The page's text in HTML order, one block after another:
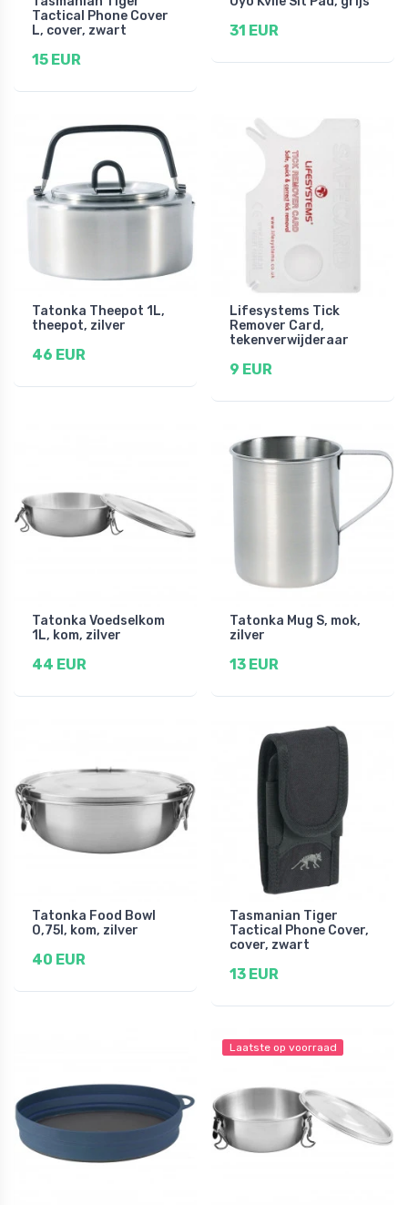
Tactical Phone Cover
L, cover, zwart
15 EUR
31 EUR
Tatonka Theepot 1L,
theepot, zilver
46 EUR
Lifesystems Tick
Remover Card,
tekenverwijderaar
9 EUR
Tatonka Voedselkom
1L, kom, zilver
44 EUR
Tatonka Mug S, mok,
zilver
13 EUR
Tatonka Food Bowl
0,75l, kom, zilver
40 EUR
Tasmanian Tiger
Tactical Phone Cover,
cover, zwart
13 EUR
Laatste op voorraad